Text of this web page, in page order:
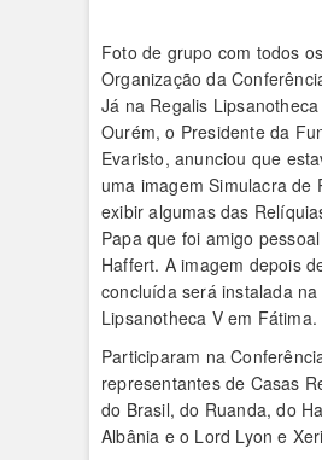
Foto de grupo com todos
Organização da
Já na Regalis
Ourém, o Presidente da
Evaristo, anunciou que
uma imagem Simulacra de
exibir algumas das
Papa que foi amigo
Haffert. A imagem depois
concluída será instalada
Lipsanotheca V em Fátima.
Participaram na
representantes de Casas
do Brasil, do Ruanda, do
Albânia e o Lord Lyon e